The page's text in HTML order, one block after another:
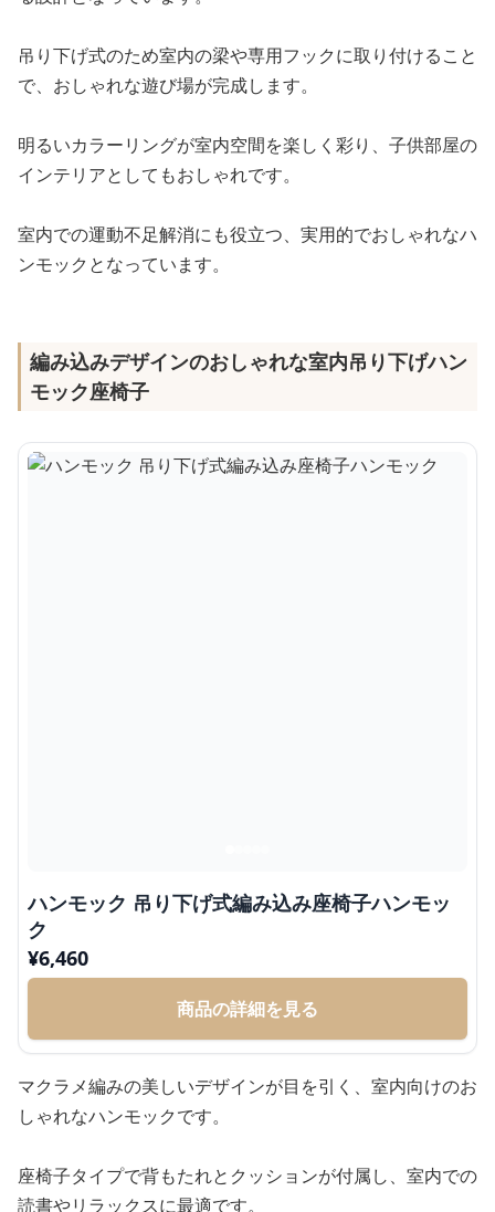
吊り下げ式のため室内の梁や専用フックに取り付けること
で、おしゃれな遊び場が完成します。
明るいカラーリングが室内空間を楽しく彩り、子供部屋の
インテリアとしてもおしゃれです。
室内での運動不足解消にも役立つ、実用的でおしゃれなハ
ンモックとなっています。
編み込みデザインのおしゃれな室内吊り下げハン
モック座椅子
ハンモック 吊り下げ式編み込み座椅子ハンモッ
ク
¥6,460
商品の詳細を見る
マクラメ編みの美しいデザインが目を引く、室内向けのお
しゃれなハンモックです。
座椅子タイプで背もたれとクッションが付属し、室内での
読書やリラックスに最適です。